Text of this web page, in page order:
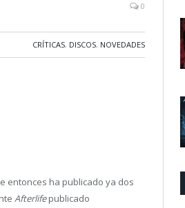
0
CRÍTICAS, DISCOS, NOVEDADES
entonces ha publicado ya dos
Afterlifepublicado